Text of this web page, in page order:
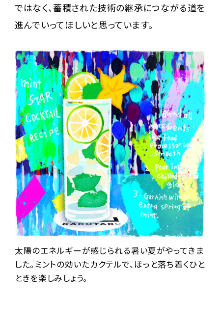
ではなく、蓄積された技術の継承につながる道を
進んでいってほしいと思っています。
太陽のエネルギーが感じられる暑い夏がやってきま
した。ミントの効いたカクテルで、ほっと落ち着くひと
ときを楽しみしょう。